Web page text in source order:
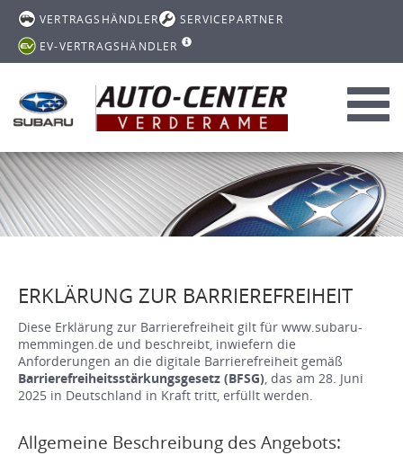
VERTRAGSHÄNDLER
SERVICEPARTNER
EV-VERTRAGSHÄNDLER
ERKLÄRUNG ZUR BARRIEREFREIHEIT
Diese Erklärung zur Barrierefreiheit gilt für www.subaru-
memmingen.de und beschreibt, inwiefern die
Anforderungen an die digitale Barrierefreiheit gemäß
Barrierefreiheitsstärkungsgesetz (BFSG) , das am 28. Juni
2025 in Deutschland in Kraft tritt, erfüllt werden.
Allgemeine Beschreibung des Angebots: